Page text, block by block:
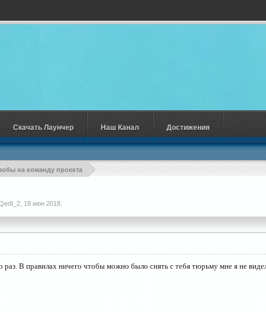
на команду проекта
18 июн 2018
раз. В правилах ничего чтобы можно было снять с тебя тюрьму мне я не
Скачать Лаунчер Наш Канал Достижения